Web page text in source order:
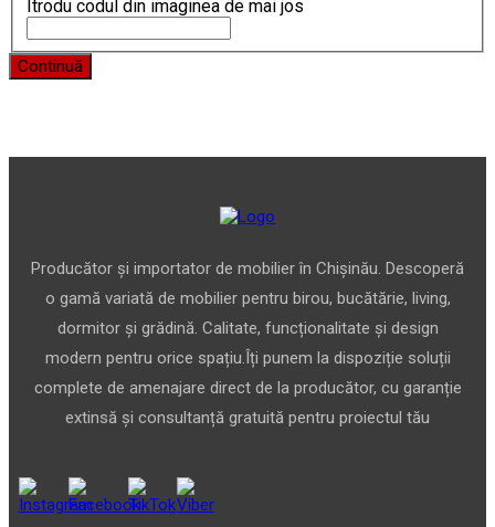
Itrodu codul din imaginea de mai jos
Continuă
Producător și importator de mobilier în Chișinău. Descoperă
o gamă variată de mobilier pentru birou, bucătărie, living,
dormitor și grădină. Calitate, funcționalitate și design
modern pentru orice spațiu.Îți punem la dispoziție soluții
complete de amenajare direct de la producător, cu garanție
extinsă și consultanță gratuită pentru proiectul tău